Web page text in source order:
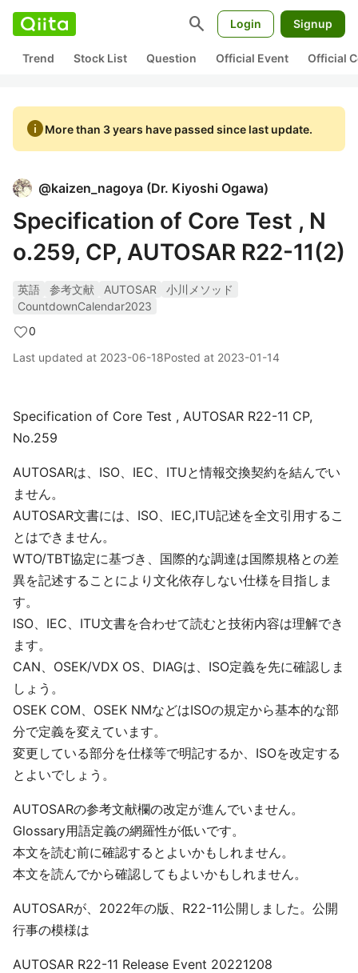
search Login Signup
Trend Stock List Question Official Event Official
infoMore than 3 years have passed since last update.
@kaizen_nagoya (Dr. Kiyoshi Ogawa)
Specification of Core Test , N
o.259, CP, AUTOSAR R22-11(2)
英語 参考文献 AUTOSAR
小川メソッド
CountdownCalendar2023
0
Last updated at 2023-06-18Posted at 2023-01-14
Specification of Core Test , AUTOSAR R22-11 CP,
No.259
AUTOSARは、ISO、IEC、ITUと情報交換契約を結んでい
ません。
AUTOSAR文書には、ISO、IEC,ITU記述を全文引用するこ
とはできません。
WTO/TBT協定に基づき、国際的な調達は国際規格との差
異を記述することにより文化依存しない仕様を目指しま
す。
ISO、IEC、ITU文書を合わせて読むと技術内容は理解でき
ます。
CAN、OSEK/VDX OS、DIAGは、ISO定義を先に確認しま
しょう。
OSEK COM、OSEK NMなどはISOの規定から基本的な部
分で定義を変えています。
変更している部分を仕様等で明記するか、ISOを改定する
とよいでしょう。
AUTOSARの参考文献欄の改定が進んでいません。
Glossary用語定義の網羅性が低いです。
本文を読む前に確認するとよいかもしれません。
本文を読んでから確認してもよいかもしれません。
AUTOSARが、2022年の版、R22-11公開しました。公開
行事の模様は
AUTOSAR R22-11 Release Event 20221208